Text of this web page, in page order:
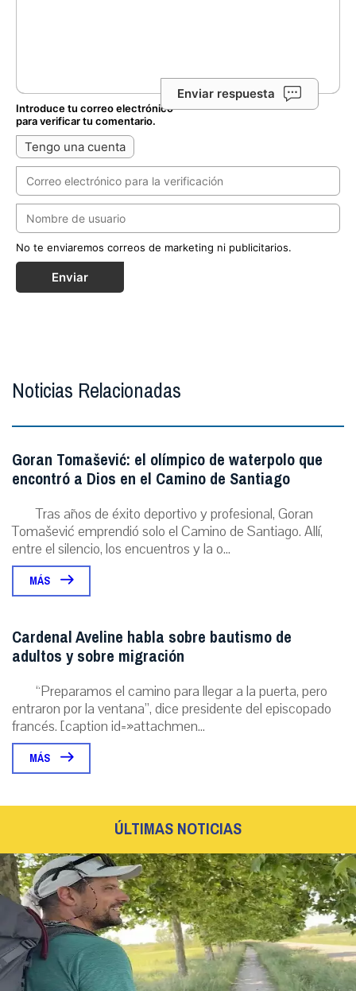
Enviar respuesta
Introduce tu correo electrónico
para verificar tu comentario.
Tengo una cuenta
No te enviaremos correos de marketing ni publicitarios.
Enviar
Noticias Relacionadas
Goran Tomašević: el olímpico de waterpolo que
encontró a Dios en el Camino de Santiago
Tras años de éxito deportivo y profesional, Goran
Tomašević emprendió solo el Camino de Santiago. Allí,
entre el silencio, los encuentros y la o...
MÁS
Cardenal Aveline habla sobre bautismo de
adultos y sobre migración
“Preparamos el camino para llegar a la puerta, pero
entraron por la ventana”, dice presidente del episcopado
francés. [caption id=»attachmen...
MÁS
ÚLTIMAS NOTICIAS